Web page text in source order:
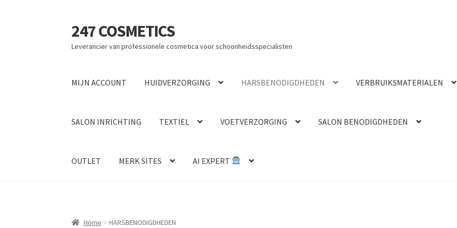
Ga
door
naar
Ga
naar
de
247 COSMETICS
Leverancier van professionele cosmetica voor schoonheidsspecialisten
MIJN ACCOUNT HUIDVERZORGING HARSBENODIGDHEDEN VERBRUIKSMATERIALEN
SALON INRICHTING TEXTIEL VOETVERZORGING SALON BENODIGDHEDEN
OUTLET MERK SITES AI EXPERT
Home HARSBENODIGDHEDEN